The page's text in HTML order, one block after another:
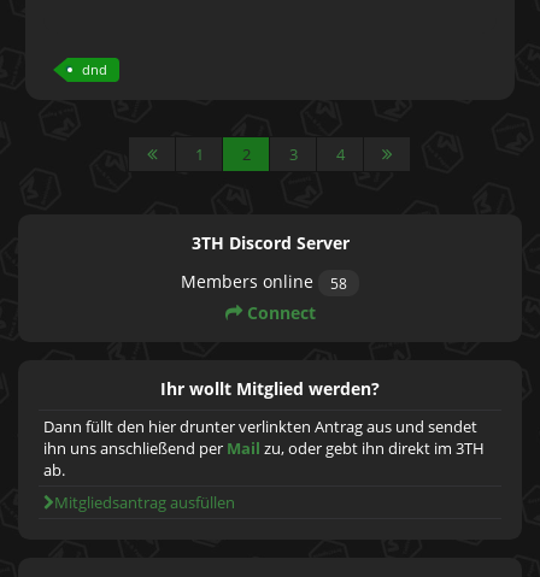
3TH Discord Server
Members online
58
Connect
Ihr wollt Mitglied werden?
Dann füllt den hier drunter verlinkten Antrag aus und sendet
ihn uns anschließend per Mail zu, oder gebt ihn direkt im 3TH
ab.
Mitgliedsantrag ausfüllen
dnd
1 2 3 4